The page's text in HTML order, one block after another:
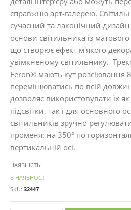
справжню арт-галерею.
сучасний та лаконічний
основи світильника із
що створює ефект м'якого
увімкненому світильнику.
Feron® мають кут розсіювання
переміщюватись по всій
дозволяє використовувати їх
підсвітки, так і для основного
світильників зручно
променя: на 350° по
вертикальній осі.
НАЯВНІСТЬ:
В НАЯВНОСТІ
SKU 32447